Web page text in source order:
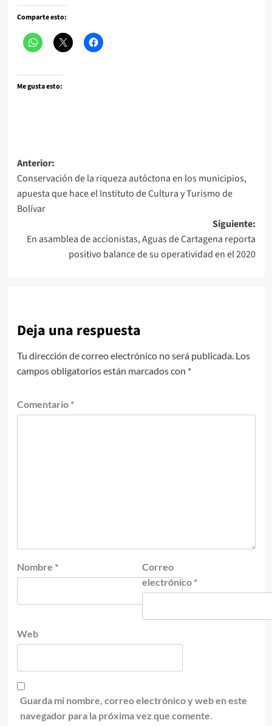
Comparte esto:
Me gusta esto:
Navegación
de
entradas
Anterior:
Conservación de la riqueza autóctona en los municipios,
apuesta que hace el Instituto de Cultura y Turismo de
Bolívar
Siguiente:
En asamblea de accionistas, Aguas de Cartagena reporta
positivo balance de su operatividad en el 2020
Deja una respuesta
Tu dirección de correo electrónico no será publicada. Los
campos obligatorios están marcados con *
Comentario *
Nombre *
Correo
electrónico *
Web
Guarda mi nombre, correo electrónico y web en este
navegador para la próxima vez que comente.